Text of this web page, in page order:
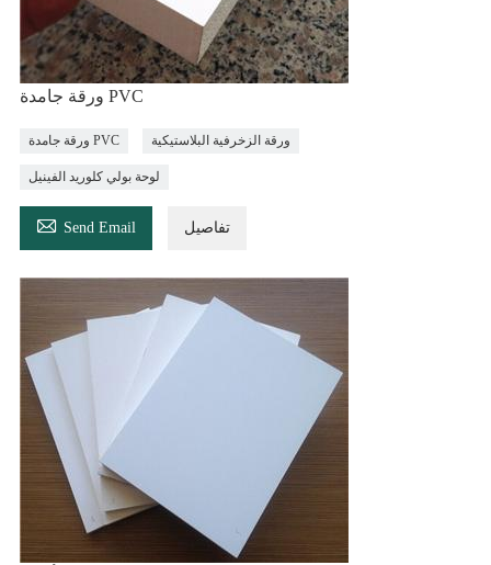
ورقة جامدة PVC
ورقة جامدة PVC ورقة الزخرفية البلاستيكية
لوحة بولي كلوريد الفينيل
 Send Email تفاصيل